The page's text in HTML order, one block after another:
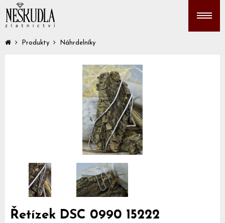
Produkty Náhrdelníky
Řetízek DSC 0990 15222